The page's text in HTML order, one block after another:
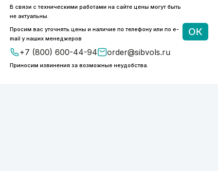
В связи с техническими работами на сайте цены могут быть
не актуальны.
Просим вас уточнять цены и наличие по телефону или по e-
mail у наших менеджеров
+7 (800) 600-44-94 order@sibvols.ru
Приносим извинения за возможные неудобства.
ОК
8 (800) 600-44-94
order@sibvols.ru
О компании
Каталог
Доставка и оплата
Контакты